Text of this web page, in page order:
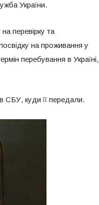
України.
перевірку та
на проживання у
перебування в Україні,
СБУ, куди її передали.